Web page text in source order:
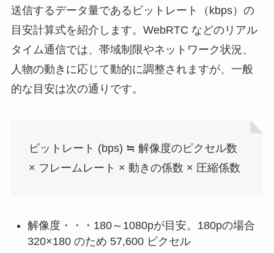
送信するデータ量であるビットレート（kbps）の
目安計算式を紹介します。WebRTC などのリアル
タイム通信では、帯域制限やネットワーク状況、
人物の動きに応じて動的に調整されますが、一般
的な目安は次の通りです。
ビットレート (bps) ≒ 解像度のピクセル数
× フレームレート × 動きの係数 × 圧縮係数
解像度・・・180～1080pが目安。180pの場合
320×180 のため 57,600 ピクセル